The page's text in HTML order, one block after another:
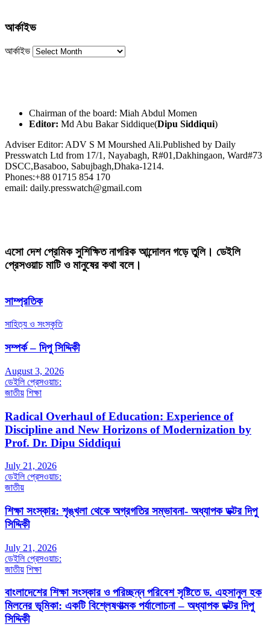
আর্কাইভ
আর্কাইভ
Chairman of the board: Miah Abdul Momen
Editor: Md Abu Bakar Siddique(Dipu Siddiqui)
Adviser Editor: ADV S M Mourshed Ali.Published by Daily
Presswatch Ltd from 17/1, Nayabagh, R#01,Dakhingaon, Ward#73
DSCC,Basaboo, Sabujbagh,Dhaka-1214.
Phones:+88 01715 854 170
email: daily.presswatch@gmail.com
এসো দেশ প্রেমিক সুশিক্ষিত নাগরিক আন্দোলন গড়ে তুলি। ডেইলি
প্রেসওয়াচ মাটি ও মানুষের কথা বলে।
সাম্প্রতিক
সাহিত্য ও সংস্কৃতি
সম্পর্ক – দিপু সিদ্দিকী
August 3, 2026
ডেইলি প্রেসওয়াচ:
জাতীয় শিক্ষা
Radical Overhaul of Education: Experience of
Discipline and New Horizons of Modernization by
Prof. Dr. Dipu Siddiqui
July 21, 2026
ডেইলি প্রেসওয়াচ:
জাতীয়
শিক্ষা সংস্কার: শৃঙ্খলা থেকে অগ্রগতির সম্ভাবনা- অধ্যাপক ডক্টর দিপু
সিদ্দিকী
July 21, 2026
ডেইলি প্রেসওয়াচ:
জাতীয় শিক্ষা
বাংলাদেশের শিক্ষা সংস্কার ও পরিচ্ছন্ন পরিবেশ সৃষ্টিতে ড. এহসানুল হক
মিলনের ভূমিকা: একটি বিশ্লেষণাত্মক পর্যালোচনা – অধ্যাপক ডক্টর দিপু
সিদ্দিকী